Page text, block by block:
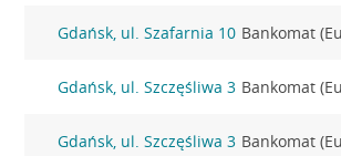
Gdańsk, ul. Szafarnia 10 Bankomat
Gdańsk, ul. Szczęśliwa 3 Bankomat
Gdańsk, ul. Szczęśliwa 3 Bankomat